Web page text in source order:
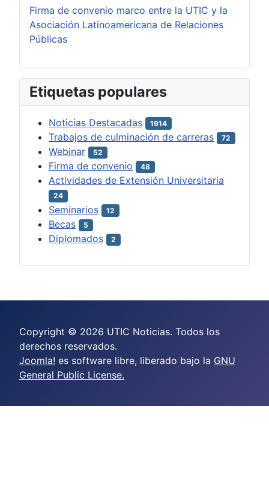
Firma de convenio marco entre la UTIC y la
Asociación Latinoamericana de Relaciones
Públicas
Etiquetas populares
Noticias Destacadas 1914
Trabajos de culminación de carreras 72
Webinar 52
Firma de convenio 48
Actividades de Extensión Universitaria
24
Seminarios 12
Becas 5
Diplomados 2
Copyright © 2026 UTIC Noticias. Todos los
derechos reservados.
Joomla! es software libre, liberado bajo la GNU
General Public License.